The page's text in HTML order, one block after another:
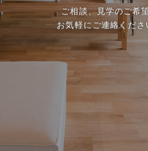
ご相談、見学のご希
お気軽にご連絡くださ